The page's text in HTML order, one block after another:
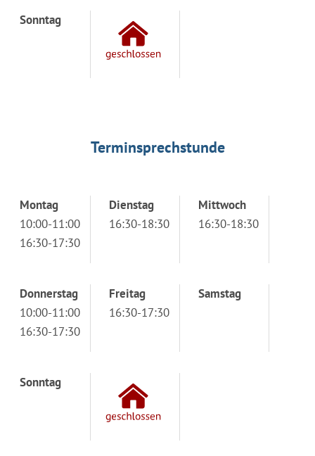
Sonntag
Terminsprechstunde
Montag
10:00-11:00
16:30-17:30
Dienstag
16:30-18:30
Mittwoch
16:30-18:30
Donnerstag
10:00-11:00
16:30-17:30
Freitag
16:30-17:30
Samstag
Sonntag